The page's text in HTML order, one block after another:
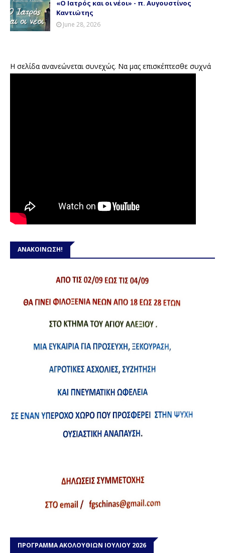
«Ο Ιατρός και οι νέοι» - π. Αυγουστίνος
Καντιώτης
June 28, 2026
Η σελίδα ανανεώνεται συνεχώς. Να μας επισκέπτεσθε συχνά
ΑΝΑΚΟΙΝΩΣΗ!
ΠΡΟΓΡΑΜΜΑ ΑΚΟΛΟΥΘΙΩΝ ΙΟΥΛΙΟΥ 2026